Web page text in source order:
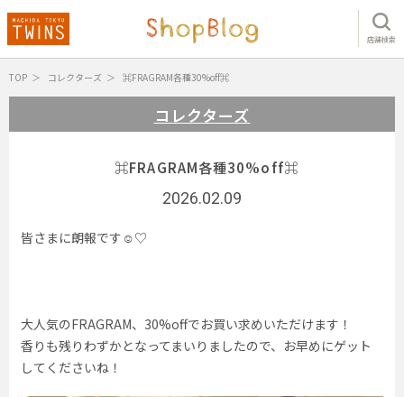
店舗検索
TOP コレクターズ ⌘FRAGRAM各種30%off⌘
コレクターズ
⌘FRAGRAM各種30%off⌘
2026.02.09
皆さまに朗報です☺︎♡
大人気のFRAGRAM、30%offでお買い求めいただけます！
香りも残りわずかとなってまいりましたので、お早めにゲット
してくださいね！